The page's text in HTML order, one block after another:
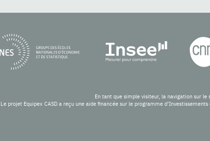
En tant que simple visiteur, la navigation sur le
Le projet Equipex CASD a reçu une aide financée sur le programme